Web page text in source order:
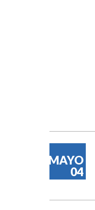
MAYO
04